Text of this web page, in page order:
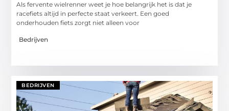
Als fervente wielrenner weet je hoe belangrijk het is dat je
racefiets altijd in perfecte staat verkeert. Een goed
onderhouden fiets zorgt niet alleen voor
Bedrijven
BEDRIJVEN